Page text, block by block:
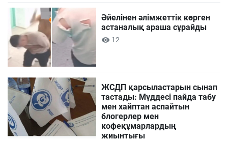
Әйелінен әлімжеттік көрген
астаналық араша сұрайды
12
ЖСДП қарсыластарын сынап
тастады: Мүддесі пайда табу
мен хайптан аспайтын
блогерлер мен
кофеқұмарлардың
жиынтығы